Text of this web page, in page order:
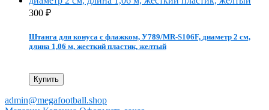
300 ₽
Штанга для конуса с флажком, У789/MR-S106F, диаметр 2 см,
длина 1,06 м, жесткий пластик, желтый
Купить
admin@megafootball.shop